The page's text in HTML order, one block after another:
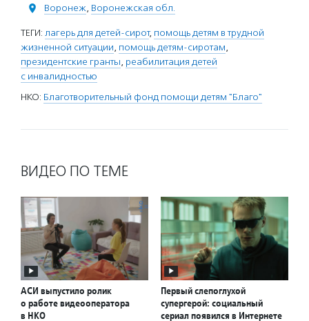
Воронеж, Воронежская обл.
ТЕГИ: лагерь для детей-сирот, помощь детям в трудной
жизненной ситуации, помощь детям-сиротам,
президентские гранты, реабилитация детей
с инвалидностью
НКО: Благотворительный фонд помощи детям "Благо"
ВИДЕО ПО ТЕМЕ
АСИ выпустило ролик
о работе видеооператора
в НКО
Первый слепоглухой
супергерой: социальный
сериал появился в Интернете